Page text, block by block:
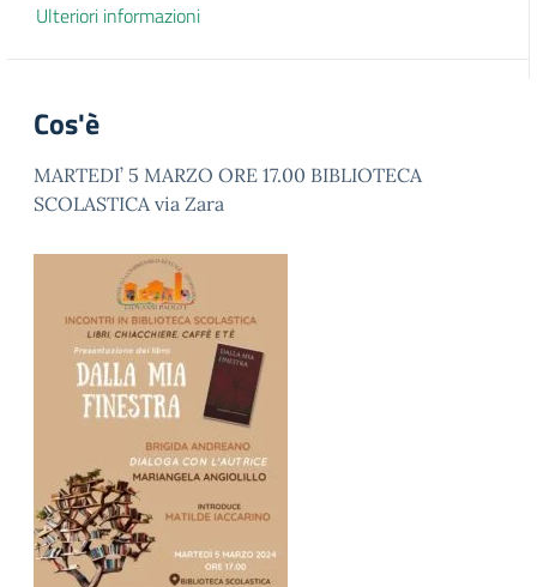
Ulteriori informazioni
Cos'è
MARTEDI’ 5 MARZO ORE 17.00 BIBLIOTECA
SCOLASTICA via Zara